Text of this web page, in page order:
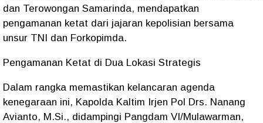
dan Terowongan Samarinda, mendapatkan
pengamanan ketat dari jajaran kepolisian bersama
unsur TNI dan Forkopimda.
Pengamanan Ketat di Dua Lokasi Strategis
Dalam rangka memastikan kelancaran agenda
kenegaraan ini, Kapolda Kaltim Irjen Pol Drs. Nanang
Avianto, M.Si., didampingi Pangdam VI/Mulawarman,